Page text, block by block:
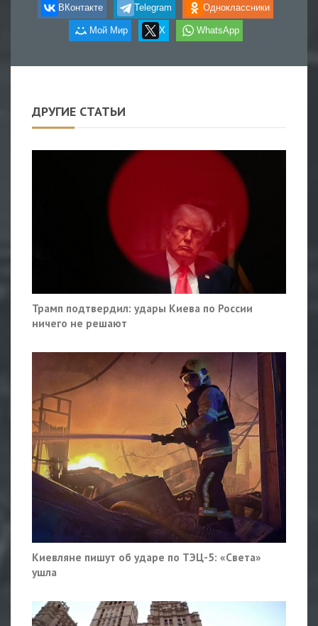
ВКонтакте Telegram Одноклассники
Мой Мир X WhatsApp
ДРУГИЕ СТАТЬИ
Трамп подтвердил: удары Киева по России
ничего не решают
Киевляне пишут об ударе по ТЭЦ-5: «Света»
ушла